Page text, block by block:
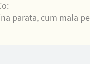
parata, cum mala